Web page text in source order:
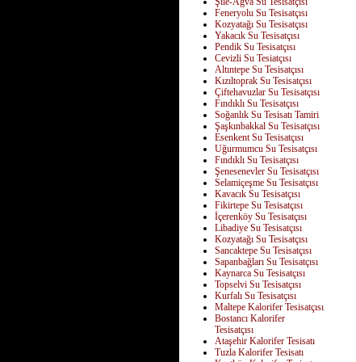
Feneryolu Su Tesisatçısı
Kozyatağı Su Tesisatçısı
Yakacık Su Tesisatçısı
Pendik Su Tesisatçısı
Cevizli Su Tesiatçısı
Altıntepe Su Tesisatçısı
Kızıltoprak Su Tesisatçısı
Çiftehavuzlar Su Tesisatçısı
Fındıklı Su Tesisatçısı
Soğanlık Su Tesisatı Tamiri
Şaşkınbakkal Su Tesisatçısı
Esenkent Su Tesisatçısı
Uğurmumcu Su Tesisatçısı
Fındıklı Su Tesisatçısı
Şenesenevler Su Tesisatçısı
Selamiçeşme Su Tesisatçısı
Kavacık Su Tesisatçısı
Fikirtepe Su Tesisatçısı
İçerenköy Su Tesisatçısı
Libadiye Su Tesisatçısı
Kozyatağı Su Tesisatçısı
Sancaktepe Su Tesisatçısı
Sapanbağları Su Tesisatçısı
Kaynarca Su Tesisatçısı
Topselvi Su Tesisatçısı
Kurfalı Su Tesisatçısı
Maltepe Kalorifer Tesisatçısı
Bostancı Kalorifer
Tesisatçısı
Ataşehir Kalorifer Tesisatı
Tuzla Kalorifer Tesisatı